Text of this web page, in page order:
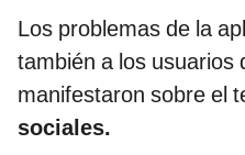
Los problemas de la
también a los usuarios
manifestaron sobre el
sociales.